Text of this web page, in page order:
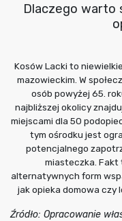
Dlaczego warto
Kosów Lacki to
mazowieckim. W
osób powyżej 65.
najbliższej okolicy
miejscami dla 50
tym ośrodku jest
potencjalnego
miasteczka. Fakt
alternatywnych form
jak opieka domowa czy
Źródło: Opracowanie